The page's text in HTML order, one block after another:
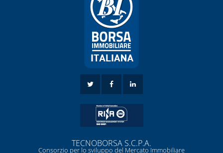
TECNOBORSA S.C.P.A.
Consorzio per lo sviluppo del Mercato Immobiliare